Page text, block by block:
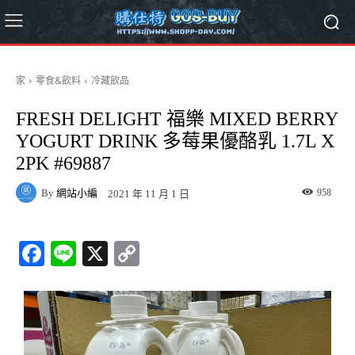
家 零食&飲料 冷藏飲品
FRESH DELIGHT 福樂 MIXED BERRY
YOGURT DRINK 多莓果優酪乳 1.7L X
2PK #69887
By 網站小編 2021 年 11 月 1 日 958
Fa
bo
ok
Li
X
y
Li